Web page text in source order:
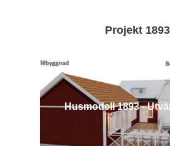
Projekt 1893
Husmodell 1893 -